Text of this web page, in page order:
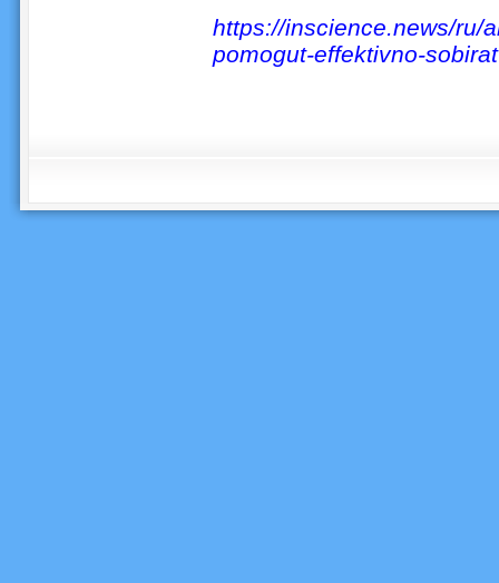
https://inscience.news/ru/
pomogut-effektivno-sobirat